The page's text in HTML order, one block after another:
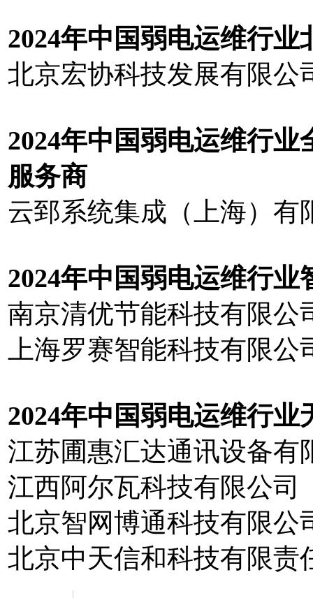
2024年中国弱电运维行业
北京宏协科技发展有限公
2024年中国弱电运维行业
服务商
云郅系统集成（上海）有
2024年中国弱电运维行业
南京清优节能科技有限公
上海罗赛智能科技有限
2024年中国弱电运维行业
江苏圃惠汇达通讯设备有
江西阿尔瓦科技有限公司
北京智网博通科技有限公
北京中天信和科技有限责